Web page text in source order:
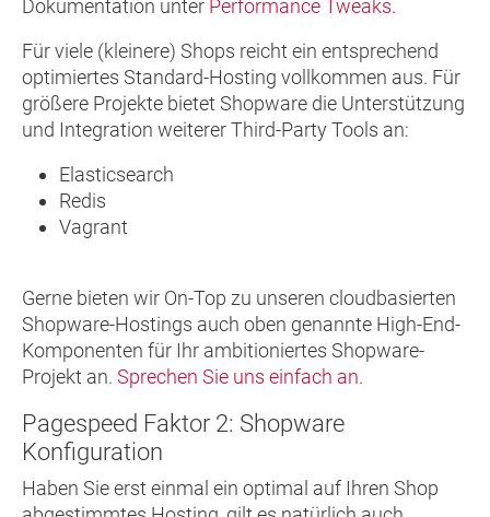
Dokumentation unter Performance Tweaks.
Für viele (kleinere) Shops reicht ein entsprechend
optimiertes Standard-Hosting vollkommen aus. Für
größere Projekte bietet Shopware die Unterstützung
und Integration weiterer Third-Party Tools an:
Elasticsearch
Redis
Vagrant
Gerne bieten wir On-Top zu unseren cloudbasierten
Shopware-Hostings auch oben genannte High-End-
Komponenten für Ihr ambitioniertes Shopware-
Projekt an. Sprechen Sie uns einfach an.
Pagespeed Faktor 2: Shopware
Konfiguration
Haben Sie erst einmal ein optimal auf Ihren Shop